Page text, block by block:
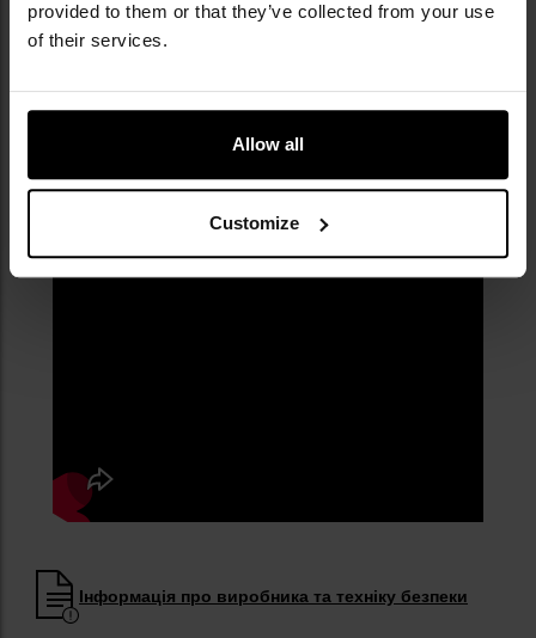
provided to them or that they’ve collected from your use
of their services.
Allow all
Customize
Інформація про виробника та техніку безпеки